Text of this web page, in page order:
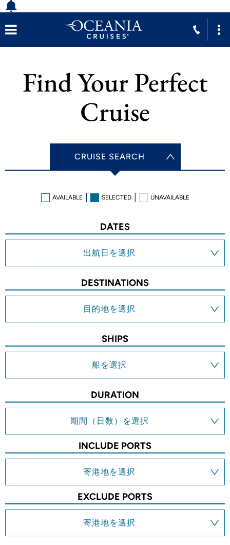
Find Your Perfect
Cruise
CRUISE SEARCH
AVAILABLE SELECTED UNAVAILABLE
DATES
出航日を選択
DESTINATIONS
目的地を選択
SHIPS
船を選択
DURATION
期間（日数）を選択
INCLUDE PORTS
寄港地を選択
EXCLUDE PORTS
寄港地を選択